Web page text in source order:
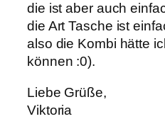
die ist aber auch
die Art Tasche ist
also die Kombi hätte
können :0).
Liebe Grüße,
Viktoria